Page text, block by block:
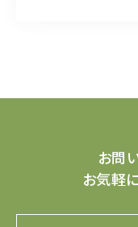
お問
お気軽